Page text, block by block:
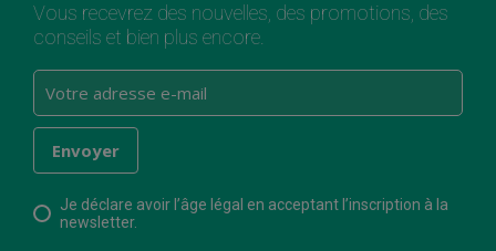
Vous recevrez des nouvelles, des promotions, des
conseils et bien plus encore.
Je déclare avoir l’âge légal en acceptant l’inscription à la
newsletter.